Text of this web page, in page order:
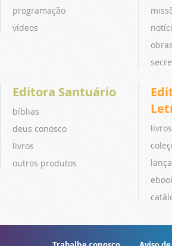
programação
vídeos
Editora Santuário
bíblias
deus conosco
livros
outros produtos
livros